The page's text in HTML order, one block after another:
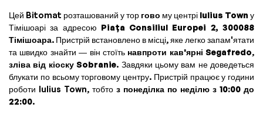
Цей Bitomat розташований у тор гово му центрі Iulius Town у
Тімішоарі за адресою Piața Consiliul Europei 2, 300088
Тімішоара. Пристрій встановлено в місці, яке легко запам'ятати
та швидко знайти — він стоїть навпроти кав'ярні Segafredo,
зліва від кіоску Sobranie. Завдяки цьому вам не доведеться
блукати по всьому торговому центру. Пристрій працює у години
роботи Iulius Town, тобто з понеділка по неділю з 10:00 до
22:00.